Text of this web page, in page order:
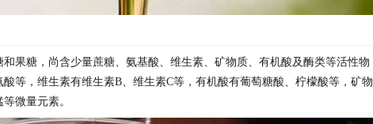
果糖，尚含少量蔗糖、氨基酸、维生素、矿物质、有机酸及酶类等活性物
等，维生素有维生素B、维生素C等，有机酸有葡萄糖酸、柠檬酸等，矿物
微量元素。